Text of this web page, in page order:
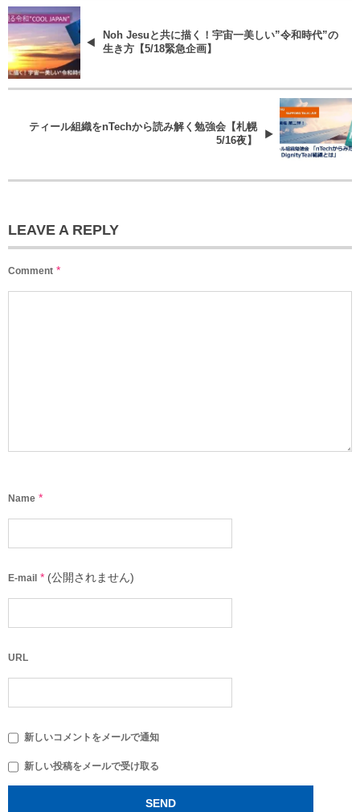
Noh Jesuと共に描く！宇宙一美しい”令和時代”の
生き方【5/18緊急企画】
ティール組織をnTechから読み解く勉強会【札幌
5/16夜】
LEAVE A REPLY
Comment *
Name *
E-mail * (公開されません)
URL
新しいコメントをメールで通知
新しい投稿をメールで受け取る